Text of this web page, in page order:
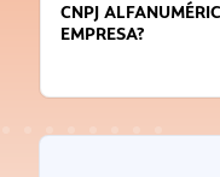
CNPJ
EMPRESA?